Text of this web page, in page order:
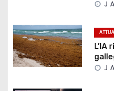
n
e
J
L’IA
J